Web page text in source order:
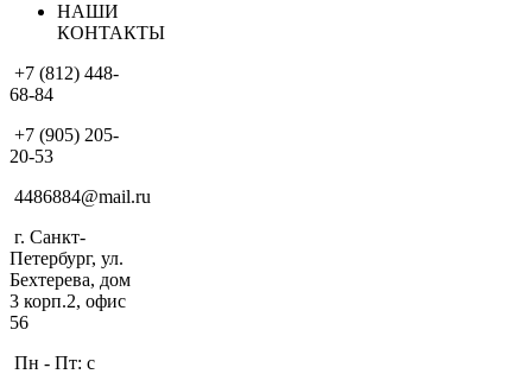
НАШИ
КОНТАКТЫ
+7 (812) 448-
68-84
+7 (905) 205-
20-53
4486884@mail.ru
г. Санкт-
Петербург, ул.
Бехтерева, дом
3 корп.2, офис
56
Пн - Пт: с